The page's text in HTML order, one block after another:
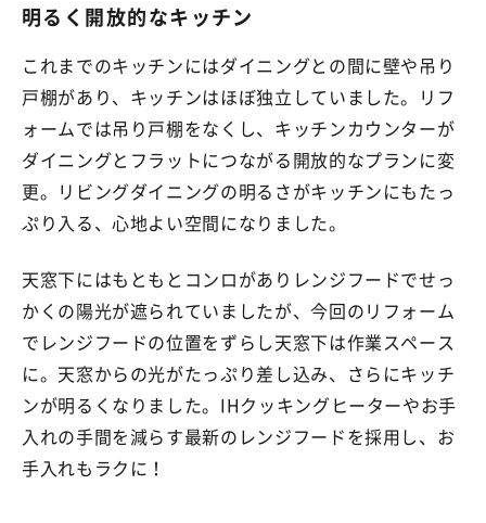
明るく開放的なキッチン
これまでのキッチンにはダイニングとの間に壁や吊り
戸棚があり、キッチンはほぼ独立していました。リフ
ォームでは吊り戸棚をなくし、キッチンカウンターが
ダイニングとフラットにつながる開放的なプランに変
更。リビングダイニングの明るさがキッチンにもたっ
ぷり入る、心地よい空間になりました。
天窓下にはもともとコンロがありレンジフードでせっ
かくの陽光が遮られていましたが、今回のリフォーム
でレンジフードの位置をずらし天窓下は作業スペース
に。天窓からの光がたっぷり差し込み、さらにキッチ
ンが明るくなりました。IHクッキングヒーターやお手
入れの手間を減らす最新のレンジフードを採用し、お
手入れもラクに！